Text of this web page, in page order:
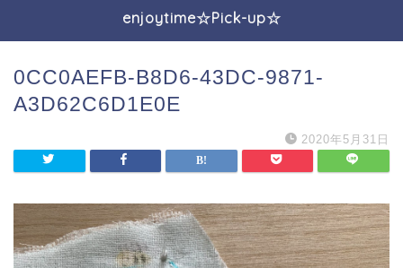
enjoytime☆Pick-up☆
0CC0AEFB-B8D6-43DC-9871-
A3D62C6D1E0E
2020年5月31日